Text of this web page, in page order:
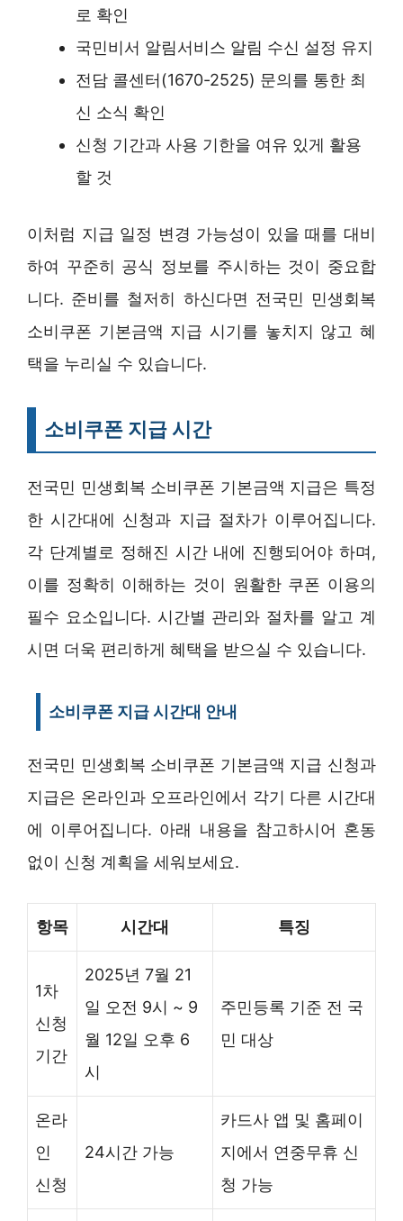
로 확인
국민비서 알림서비스 알림 수신 설정 유지
전담 콜센터(1670-2525) 문의를 통한 최
신 소식 확인
신청 기간과 사용 기한을 여유 있게 활용
할 것
이처럼 지급 일정 변경 가능성이 있을 때를 대비
하여 꾸준히 공식 정보를 주시하는 것이 중요합
니다. 준비를 철저히 하신다면 전국민 민생회복
소비쿠폰 기본금액 지급 시기를 놓치지 않고 혜
택을 누리실 수 있습니다.
소비쿠폰 지급 시간
전국민 민생회복 소비쿠폰 기본금액 지급은 특정
한 시간대에 신청과 지급 절차가 이루어집니다.
각 단계별로 정해진 시간 내에 진행되어야 하며,
이를 정확히 이해하는 것이 원활한 쿠폰 이용의
필수 요소입니다. 시간별 관리와 절차를 알고 계
시면 더욱 편리하게 혜택을 받으실 수 있습니다.
소비쿠폰 지급 시간대 안내
전국민 민생회복 소비쿠폰 기본금액 지급 신청과
지급은 온라인과 오프라인에서 각기 다른 시간대
에 이루어집니다. 아래 내용을 참고하시어 혼동
없이 신청 계획을 세워보세요.
항목 시간대 특징
1차
신청
기간
2025년 7월 21
일 오전 9시 ~ 9
월 12일 오후 6
시
주민등록 기준 전 국
민 대상
온라
인
신청
24시간 가능
카드사 앱 및 홈페이
지에서 연중무휴 신
청 가능